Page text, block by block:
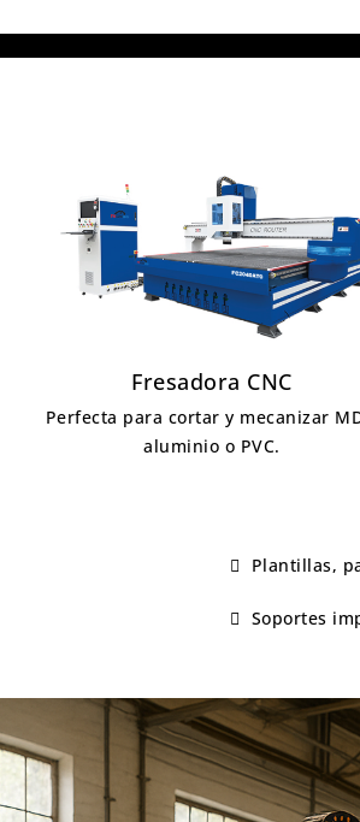
Fresadora CNC
Perfecta para cortar y mecanizar
aluminio o PVC.
Plantillas,
Soportes